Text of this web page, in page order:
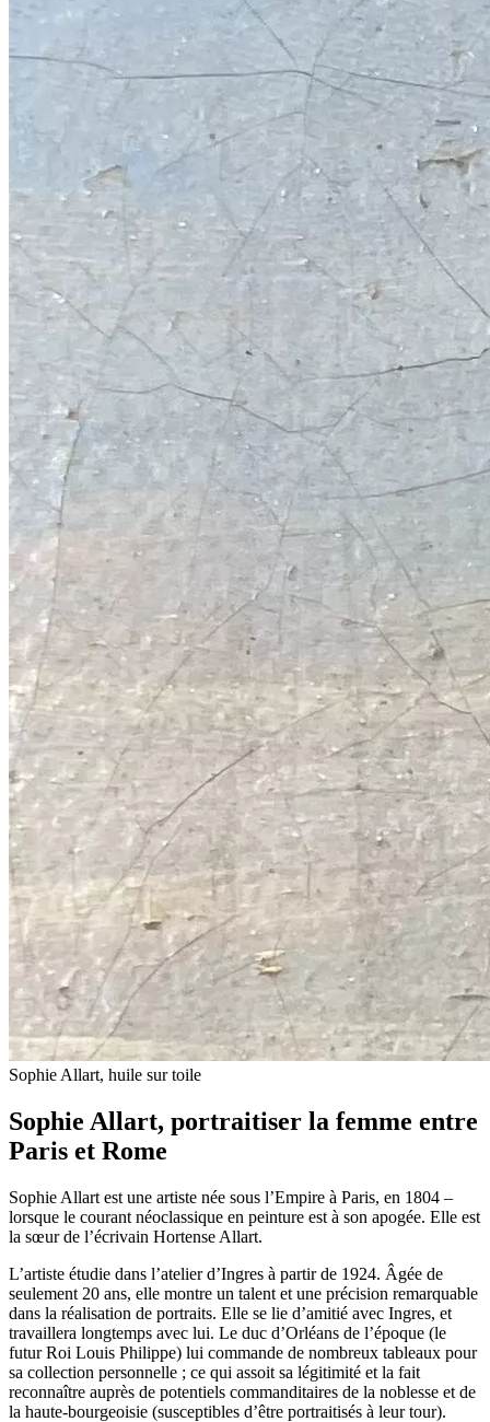
Sophie Allart, huile sur toile
Sophie Allart, portraitiser la femme entre
Paris et Rome
Sophie Allart est une artiste née sous l’Empire à Paris, en 1804 –
lorsque le courant néoclassique en peinture est à son apogée. Elle est
la sœur de l’écrivain Hortense Allart.
L’artiste étudie dans l’atelier d’Ingres à partir de 1924. Âgée de
seulement 20 ans, elle montre un talent et une précision remarquable
dans la réalisation de portraits. Elle se lie d’amitié avec Ingres, et
travaillera longtemps avec lui. Le duc d’Orléans de l’époque (le
futur Roi Louis Philippe) lui commande de nombreux tableaux pour
sa collection personnelle ; ce qui assoit sa légitimité et la fait
reconnaître auprès de potentiels commanditaires de la noblesse et de
la haute-bourgeoisie (susceptibles d’être portraitisés à leur tour).